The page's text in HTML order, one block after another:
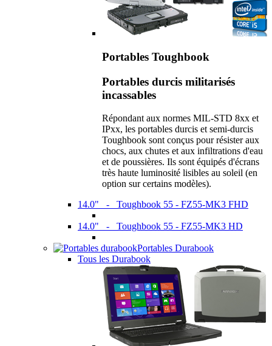
Portables Toughbook
Portables durcis militarisés
incassables
Répondant aux normes MIL-STD 8xx et
IPxx, les portables durcis et semi-durcis
Toughbook sont conçus pour résister aux
chocs, aux chutes et aux infiltrations d'eau
et de poussières. Ils sont équipés d'écrans
très haute luminosité lisibles au soleil (en
option sur certains modèles).
14.0" - Toughbook 55 - FZ55-MK3 FHD
14.0" - Toughbook 55 - FZ55-MK3 HD
Portables Durabook
Tous les Durabook